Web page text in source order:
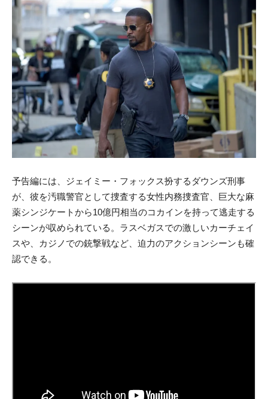
予告編には、 ジェイミー・フォックス扮するダウンズ刑事
が、彼を汚職警官として捜査する女性内務捜査官、巨大な麻
薬シンジケートから10億円相当のコカインを持って逃走する
シーンが収められている。ラスベガスでの激しいカーチェイ
スや、カジノでの銃撃戦など、迫力のアクションシーンも確
認できる。